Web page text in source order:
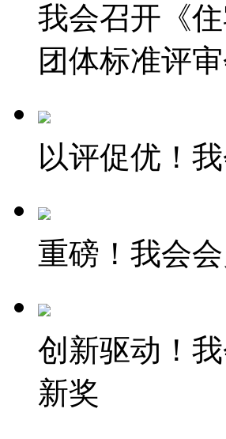
我会召开《
团体标准评
以评促优！
重磅！我会
创新驱动！
新奖